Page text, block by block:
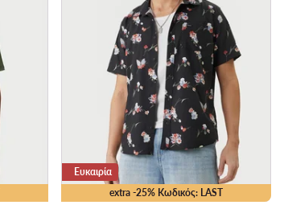
extra -25% Κωδικός: LAST
Ευκαιρία